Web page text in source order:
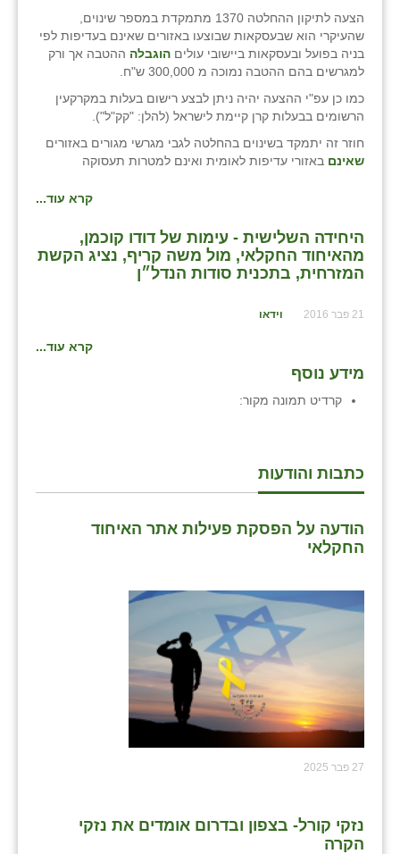
הצעה לתיקון ההחלטה 1370 מתמקדת במספר שינוים,
שהעיקרי הוא שבעסקאות שבוצעו באזורים שאינם בעדיפות לפי
בניה בפועל ובעסקאות ביישובי עולים הוגבלה ההטבה אך ורק
למגרשים בהם ההטבה נמוכה מ 300,000 ש"ח.
כמו כן עפ"י ההצעה יהיה ניתן לבצע רישום בעלות במקרקעין
הרשומים בבעלות קרן קיימת לישראל (להלן: "קק"ל").
חוזר זה יתמקד בשינוים בהחלטה לגבי מגרשי מגורים באזורים
שאינם באזורי עדיפות לאומית ואינם למטרות תעסוקה
קרא עוד...
היחידה השלישית - עימות של דודו קוכמן,
מהאיחוד החקלאי, מול משה קריף, נציג הקשת
המזרחית, בתכנית סודות הנדל״ן
21 פבר 2016 וידאו
קרא עוד...
מידע נוסף
קרדיט תמונה מקור:
כתבות והודעות
הודעה על הפסקת פעילות אתר האיחוד
החקלאי
27 פבר 2025
נזקי קורל- בצפון ובדרום אומדים את נזקי
הקרה
כפר מישר
כפר מע״ש
כפר מרדכי
כפר שמריהו
מישר
מכורה
מנחמיה
נווה אטי״ב
עין תמר
עמרים
קורנית
רימונים
רמות השבים
רמת הדר
שדה ורבורג